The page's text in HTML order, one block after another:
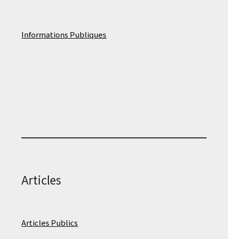
Informations Publiques
Articles
Articles Publics